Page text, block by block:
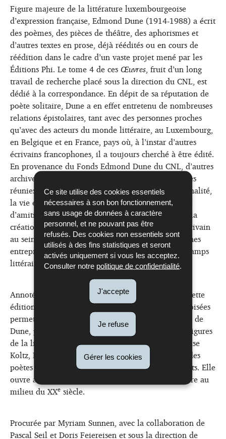
Ce site utilise des cookies essentiels
nécessaires à son bon fonctionnement,
sans usage de données à caractère
personnel, et ne pouvant pas être
refusés. Des cookies non essentiels sont
utilisés à des fins statistiques et seront
activés uniquement si vous les acceptez.
Consulter notre politique de confidentialité.
J'accepte
Je refuse
Gérer les cookies
Figure majeure de la littérature luxembourgeoise
d’expression française, Edmond Dune (1914-1988) a écrit
des poèmes, des pièces de théâtre, des aphorismes et
d’autres textes en prose, déjà réédités ou en cours de
réédition dans le cadre d’un vaste projet mené par les
Éditions Phi. Le tome 4 de cesŒuvres, fruit d’un long
travail de recherche placé sous la direction du CNL,est
dédié à la correspondance. En dépit de sa réputation de
poète solitaire, Dune a en effet entretenu de nombreuses
relations épistolaires, tant avec des personnes proches
qu’avec des acteurs du monde littéraire, au Luxembourg,
en Belgique et en France, pays où, à l’instar d’autres
écrivains francophones, il a toujours cherché à être édité.
En provenance du Fonds Edmond Dune du CNL, d’autres
archives et de collections privées diverses, les lettres
réunies ici jettent un éclairage inédit sur la personnalité,
la vie et l’œuvre d’Edmond Dune. Elles témoignent
d’amitiés profondes, d’échanges sur les arcanes de la
création poétique et reflètent l’engagement de l’écrivain
au sein des revues littéraires, ainsi que ses démarches
entreprises pour trouver sa place dans plusieurs champs
littéraires.
Annotée, illustrée et suivie d’un répertoire-index, cette
édition constituée de plusieurs correspondances croisées
permet aussi d’entendre la voix des correspondants de
Dune, parmi lesquels on trouve quelques grandes figures
de la littérature d’expression française (comme Anise
Koltz, Franz Hellens et Robert Sabatier) ainsi que des
poètes et intellectuels qui méritent d’être découverts. Elle
ouvre ainsi de larges perspectives sur la vie littéraire au
milieu du XXesiècle.
Procurée par Myriam Sunnen, avec la collaboration de
Pascal Seil et Doris Feiereisen et sous la direction de